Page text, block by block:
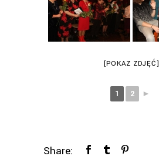
[POKAZ ZDJĘĆ]
1 2 ►
Share: